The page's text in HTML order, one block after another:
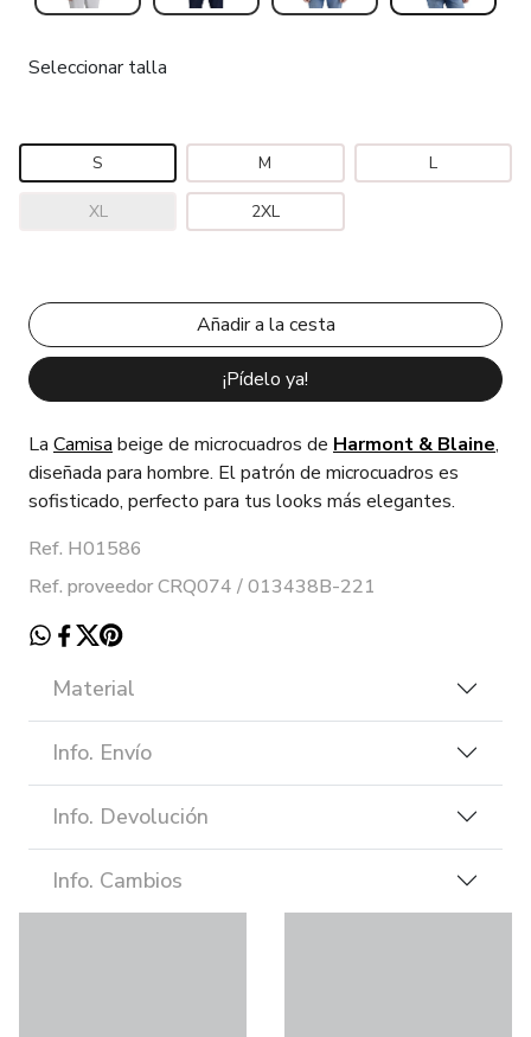
Seleccionar talla
S M L
XL 2XL
¡Pídelo ya!
La Camisa beige de microcuadros de Harmont & Blaine,
diseñada para hombre. El patrón de microcuadros es
sofisticado, perfecto para tus looks más elegantes.
Ref. H01586
Ref. proveedor CRQ074 / 013438B-221
Material
Info. Envío
Info. Devolución
Info. Cambios